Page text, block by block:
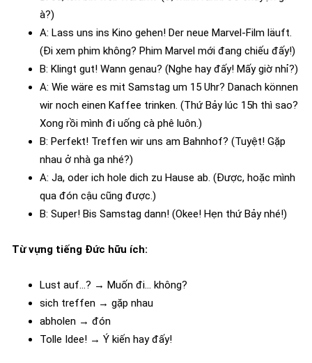
à?)
A: Lass uns ins Kino gehen! Der neue Marvel-Film läuft.
(Đi xem phim không? Phim Marvel mới đang chiếu đấy!)
B: Klingt gut! Wann genau? (Nghe hay đấy! Mấy giờ nhỉ?)
A: Wie wäre es mit Samstag um 15 Uhr? Danach können
wir noch einen Kaffee trinken. (Thứ Bảy lúc 15h thì sao?
Xong rồi mình đi uống cà phê luôn.)
B: Perfekt! Treffen wir uns am Bahnhof? (Tuyệt! Gặp
nhau ở nhà ga nhé?)
A: Ja, oder ich hole dich zu Hause ab. (Được, hoặc mình
qua đón cậu cũng được.)
B: Super! Bis Samstag dann! (Okee! Hẹn thứ Bảy nhé!)
Từ vựng tiếng Đức hữu ích:
Lust auf…? → Muốn đi… không?
sich treffen → gặp nhau
abholen → đón
Tolle Idee! → Ý kiến hay đấy!